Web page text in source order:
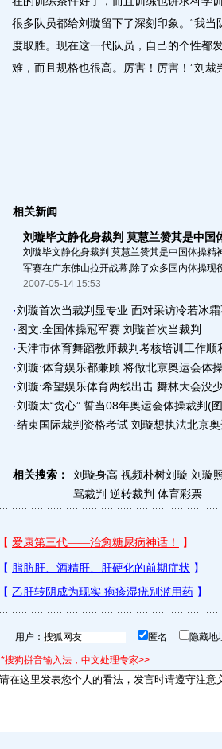
很多队员都给刘璇留下了深刻印象。“我
度取胜。现在这一代队员，自己的个性都
难，而且规格也很高。厉害！厉害！”刘裁
相关新闻
刘璇毕文静化身裁判 莫慧兰赞其是中国
刘璇毕文静化身裁判 莫慧兰赞其是中国体操
军赛在广东佛山拉开战幕,除了众多国内体操现
2007-05-14 15:53
·刘璇首次当裁判显专业 面对采访冷若冰
·图文:全国体操冠军赛 刘璇首次当裁判
·天津市体育舞蹈教师裁判考核培训工作顺
·刘璇:体育娱乐都兼顾 将做北京奥运会体
·刘璇:希望娱乐体育两线出击 舞林大会没
·刘璇太“贪心” 誓当08年奥运会体操裁判(
·结束国际裁判资格考试 刘璇想执法北京奥
相关搜索： 刘璇身高 视频朴树刘璇 刘璇
骂裁判 逆转裁判 体育彩票
用户： 匿名 隐藏
*搜狗拼音输入法，中文处理专家>>